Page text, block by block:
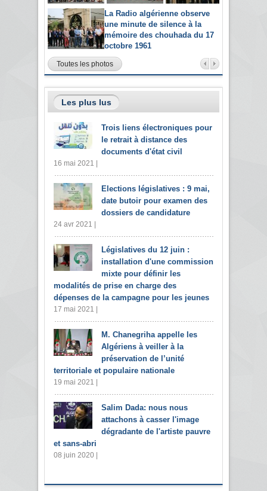
La Radio algérienne observe
une minute de silence à la
mémoire des chouhada du 17
octobre 1961
Toutes les photos
Les plus lus
Trois liens électroniques pour
le retrait à distance des
documents d'état civil
16 mai 2021 |
Elections législatives : 9 mai,
date butoir pour examen des
dossiers de candidature
24 avr 2021 |
Législatives du 12 juin :
installation d'une commission
mixte pour définir les
modalités de prise en charge des
dépenses de la campagne pour les jeunes
17 mai 2021 |
M. Chanegriha appelle les
Algériens à veiller à la
préservation de l’unité
territoriale et populaire nationale
19 mai 2021 |
Salim Dada: nous nous
attachons à casser l'image
dégradante de l'artiste pauvre
et sans-abri
08 juin 2020 |